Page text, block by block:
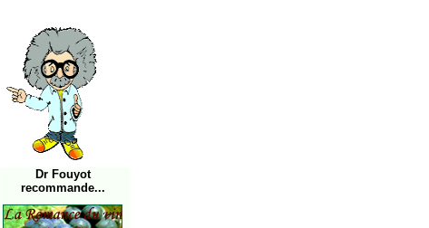
Dr Fouyot
recommande...